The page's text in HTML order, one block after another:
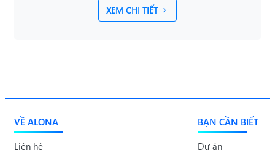
XEM CHI TIẾT
VỀ ALONA
Liên hệ
BẠN CẦN BIẾT
Dự án